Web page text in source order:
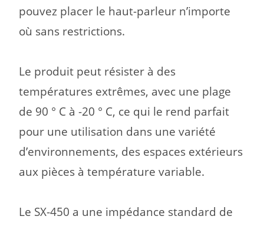
pouvez placer le haut-parleur n’importe
où sans restrictions.
Le produit peut résister à des
températures extrêmes, avec une plage
de 90 ° C à -20 ° C, ce qui le rend parfait
pour une utilisation dans une variété
d’environnements, des espaces extérieurs
aux pièces à température variable.
Le SX-450 a une impédance standard de